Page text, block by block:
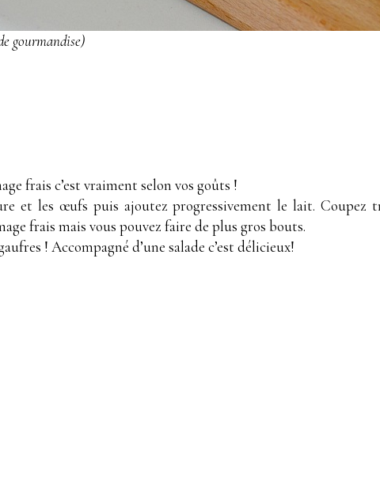
gourmandise)
frais c’est vraiment selon vos goûts !
et les œufs puis ajoutez progressivement le lait.
frais mais vous pouvez faire de plus gros bouts.
! Accompagné d’une salade c’est délicieux!